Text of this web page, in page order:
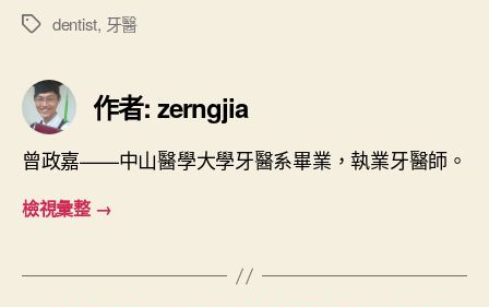
標
dentist, 牙醫
作者: zerngjia
曾政嘉——中山醫學大學牙醫系畢業，執業牙醫師。
檢視彙整 →